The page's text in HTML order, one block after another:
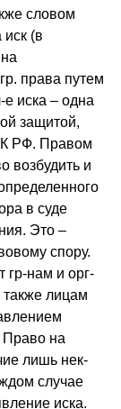
словом
(в
права путем
иска – одна
защитой,
К РФ. Правом
возбудить и
в суде
Это –
спору.
гр-нам и орг-
также лицам
Право на
лишь нек-
случае
иска.